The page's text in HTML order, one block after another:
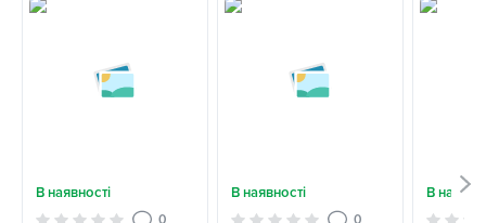
В наявності
0
В наявності
0
В